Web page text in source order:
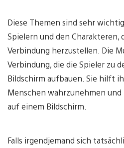
Diese Themen sind sehr
Spielern und den Charakteren,
Verbindung herzustellen. Die
Verbindung, die die Spieler zu
Bildschirm aufbauen. Sie hilft
Menschen wahrzunehmen
auf einem Bildschirm.
Falls irgendjemand sich